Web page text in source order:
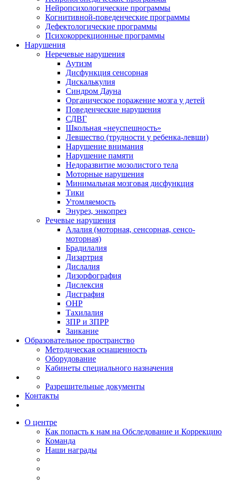
Нейропсихологические программы
Когнитивной-поведенческие программы
Дефектологические программы
Психокоррекционные программы
Нарушения
Неречевые нарушения
Аутизм
Дисфункция сенсорная
Дискалькулия
Синдром Дауна
Органическое поражение мозга у детей
Поведенческие нарушения
СДВГ
Школьная «неуспешность»
Левшество (трудности у ребенка-левши)
Нарушение внимания
Нарушение памяти
Недоразвитие мозолистого тела
Моторные нарушения
Минимальная мозговая дисфункция
Тики
Утомляемость
Энурез, энкопрез
Речевые нарушения
Алалия (моторная, сенсорная, сенсо-
моторная)
Брадилалия
Дизартрия
Дислалия
Дизорфография
Дислексия
Дисграфия
ОНР
Тахилалия
ЗПР и ЗПРР
Заикание
Образовательное пространство
Методическая оснащенность
Оборудование
Кабинеты специального назначения
Разрешительные документы
Контакты
О центре
Как попасть к нам на Обследование и Коррекцию
Команда
Наши награды